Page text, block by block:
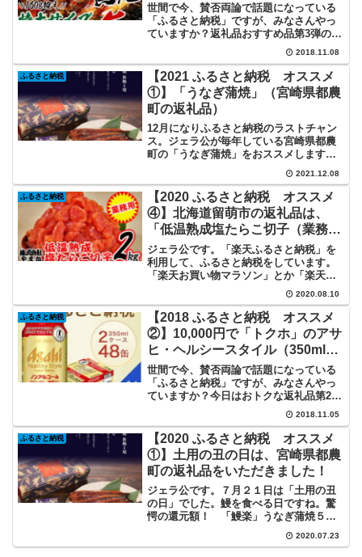
世間で今、賛否両論で話題になっている
「ふるさと納税」ですが、みなさんやっ
ていますか？返礼品おすすめ品第3弾の紹
介です。驚愕の還元額！ 「鰻楽」うな
ぎ蒲焼５尾鰻楽・うなぎ蒲焼のふるさと
納税は「宮崎県都農町」へ。うなぎの蒲
焼、私は大好きで、昔は...
2018.11.08
ふるさと納税
【2021 ふるさと納税 オススメ
①】「うなぎ蒲焼」（宮崎県都農
町の返礼品）
12月になりふるさと納税のラストチャン
ス。ジェラ公が毎年している宮崎県都農
町の「うなぎ蒲焼」をおススメします。
さらに12/11までは「楽天スーパーセー
ル」が開催中で、買い回りで楽天スーパ
ーポイント大量GETのチャンス！
2021.12.08
ふるさと納税
【2020 ふるさと納税 オススメ
④】北海道留萌市の返礼品は、
「低温熟成塩たらこ切子（業務
用）」2kg！
ジェラ公です。「楽天ふるさと納税」を
利用して、ふるさと納税をしています。
「楽天お買い物マラソン」とか「楽天ス
ーパーセール」のときに寄付すれば、楽
天市場で普通にお買い物するのと同様に
買い回りポイントが付くのでオトクです
ね！▼キャンペーン中に納...
2020.08.10
ふるさと納税
【2018 ふるさと納税 オススメ
②】10,000円で「トクホ」のアサ
ヒ・ヘルシースタイル（350ml・
24缶×２）をGET！
世間で今、賛否両論で話題になっている
「ふるさと納税」ですが、みなさんやっ
ていますか？今日はおトクな返礼品第2弾
の紹介です。還元額50％超？ アサヒ・
ヘルシースタイル。アサヒ・ヘルシース
タイルのふるさと納税は「大阪府泉佐野
市」へ。私はお酒をよ...
2018.11.05
ふるさと納税
【2020 ふるさと納税 オススメ
①】土用の丑の日は、宮崎県都農
町の返礼品をいただきました！
ジェラ公です。７月２１日は「土用の丑
の日」でした。鰻を食べる日ですね。驚
愕の還元額！ 「鰻楽」うなぎ蒲焼５尾
「宮崎県都農町」へのふるさと納税で
「鰻楽・うなぎ蒲焼」うなぎの蒲焼、ジ
2020.07.23